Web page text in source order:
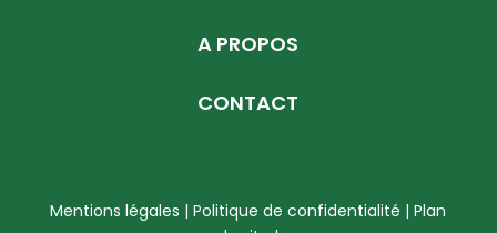
A PROPOS
CONTACT
Mentions légales | Politique de confidentialité |Plan